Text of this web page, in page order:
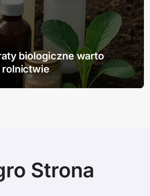
warto
Agro
Jakie
ziemniaków
Strona